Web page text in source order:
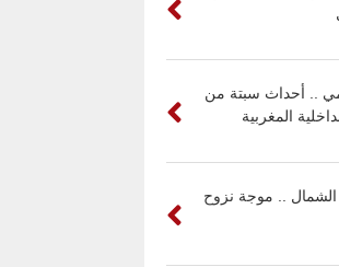
.. أحداث سبتة من
المغربية
.. موجة نزوح